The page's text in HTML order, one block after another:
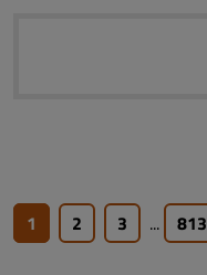
1 2 3 ... 813